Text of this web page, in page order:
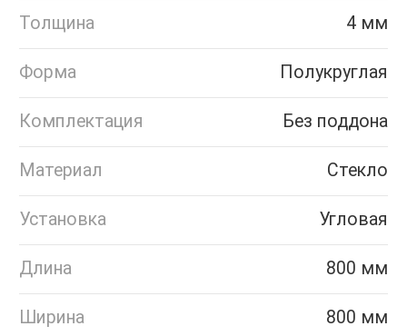
Толщина 4 мм
Форма Полукруглая
Комплектация Без поддона
Материал Стекло
Установка Угловая
Длина 800 мм
Ширина 800 мм